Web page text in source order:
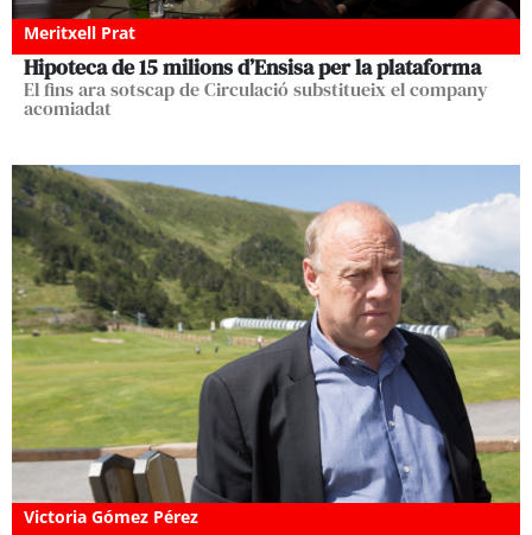
Meritxell Prat
Hipoteca de 15 milions d’Ensisa per la plataforma
El fins ara sotscap de Circulació substitueix el company
acomiadat
Victoria Gómez Pérez